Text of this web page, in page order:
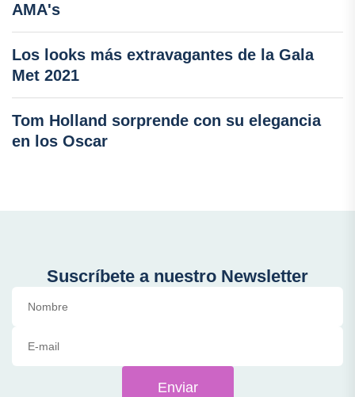
AMA's
Los looks más extravagantes de la Gala
Met 2021
Tom Holland sorprende con su elegancia
en los Oscar
Suscríbete a nuestro Newsletter
Enviar